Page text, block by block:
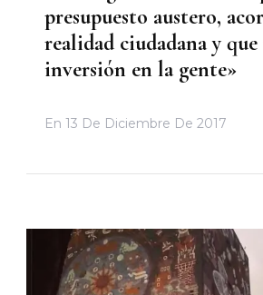
presupuesto austero,
realidad ciudadana y
inversión en la gente»
En 13 De Diciembre De 2017